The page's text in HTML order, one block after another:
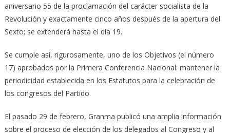
aniversario 55 de la proclamación del carácter socialista de la
Revolución y exactamente cinco años después de la apertura del
Sexto; se extenderá hasta el día 19.
Se cumple así, rigurosamente, uno de los Objetivos (el número
17) aprobados por la Primera Conferencia Nacional: mantener la
periodicidad establecida en los Estatutos para la celebración de
los congresos del Partido.
El pasado 29 de febrero, Granma publicó una amplia información
sobre el proceso de elección de los delegados al Congreso y al